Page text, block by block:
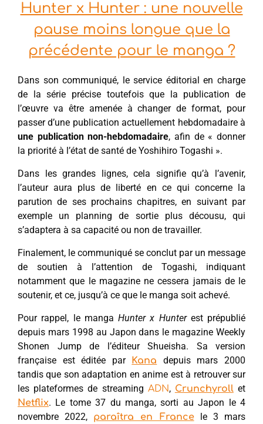
Hunter x Hunter : une nouvelle
pause moins longue que la
précédente pour le manga ?
Dans son communiqué, le service éditorial en charge
de la série précise toutefois que la publication de
l’œuvre va être amenée à changer de format, pour
passer d’une publication actuellement hebdomadaire à
une publication non-hebdomadaire, afin de « donner
la priorité à l’état de santé de Yoshihiro Togashi ».
Dans les grandes lignes, cela signifie qu’à l’avenir,
l’auteur aura plus de liberté en ce qui concerne la
parution de ses prochains chapitres, en suivant par
exemple un planning de sortie plus décousu, qui
s’adaptera à sa capacité ou non de travailler.
Finalement, le communiqué se conclut par un message
de soutien à l’attention de Togashi, indiquant
notamment que le magazine ne cessera jamais de le
soutenir, et ce, jusqu’à ce que le manga soit achevé.
Pour rappel, le manga Hunter x Hunterest prépublié
depuis mars 1998 au Japon dans le magazine Weekly
Shonen Jump de l’éditeur Shueisha. Sa version
française est éditée par Kana depuis mars 2000
tandis que son adaptation en anime est à retrouver sur
les plateformes de streaming ADN, Crunchyrollet
Netflix. Le tome 37 du manga, sorti au Japon le 4
novembre 2022, paraîtra en Francele 3 mars